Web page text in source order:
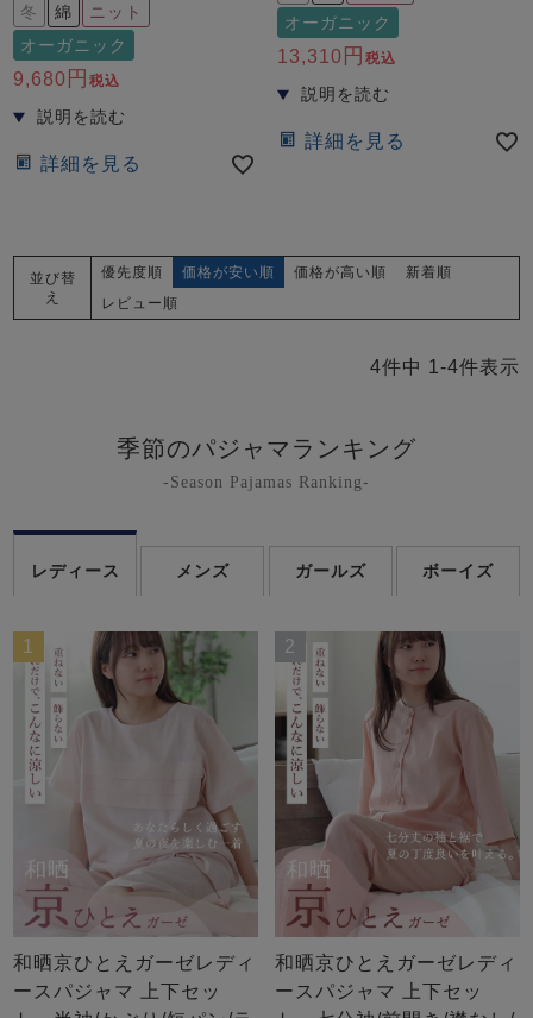
売れ筋ランキング
- Item Ranking -
新着商品
すべてのデザインのパジャマ一覧はこちら
冬 綿
ニット
オーガニック
9,680 税込
詳細を見る
オーガニック
13,310 税込
詳細を見る
並び替
え
優先度順 価格が安い順 価格が高い順
新着順
レビュー順
4件中 1 -4件表示
季節のパジャマランキング
-Season Pajamas Ranking-
レディース メンズ ガールズ ボーイズ
1
和晒京ひとえガーゼレディ
ースパジャマ 上下セッ
2
和晒京ひとえガーゼレディ
ースパジャマ 上下セッ